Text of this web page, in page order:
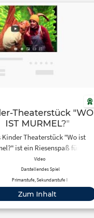
Theaterstück "WO
IST MURMEL?"
Kinder Theaterstück "Wo ist
ist ein Riesenspaß für die
ganze Familie, Kitas, oder
Mit Tanzeinlagen zum
Musik und Liedern zum
Mitsingen und vielen
Charakteren. Für
ab 3 Jahren von Judith
Video
Darstellendes Spiel
Primarstufe, Sekundarstufe I
Zum Inhalt